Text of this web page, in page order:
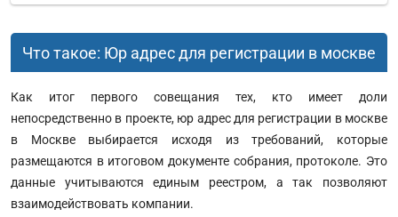
Что такое: Юр адрес для регистрации в москве
Как итог первого совещания тех, кто имеет доли
непосредственно в проекте, юр адрес для регистрации в москве
в Москве выбирается исходя из требований, которые
размещаются в итоговом документе собрания, протоколе. Это
данные учитываются единым реестром, а так позволяют
взаимодействовать компании.